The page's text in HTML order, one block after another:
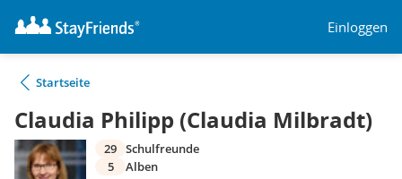
Einloggen
Startseite
Claudia Philipp (Claudia Milbradt)
29 Schulfreunde
5
Alben